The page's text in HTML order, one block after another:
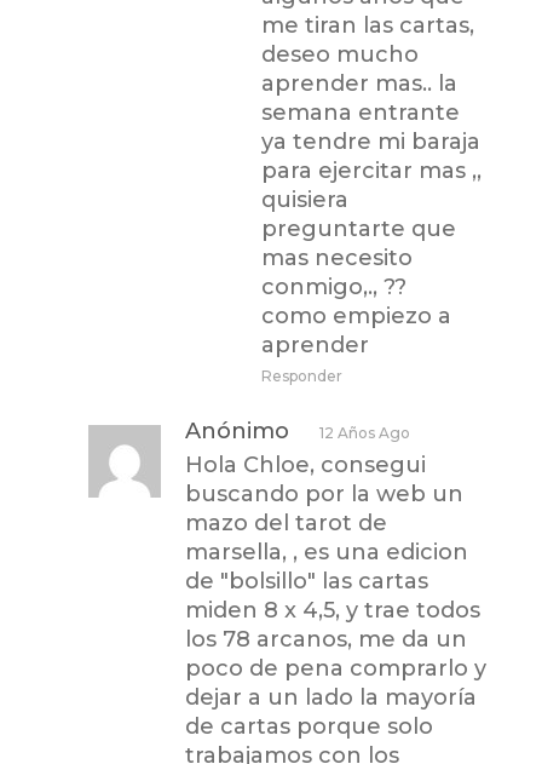
me tiran las cartas,
deseo mucho
aprender mas.. la
semana entrante
ya tendre mi baraja
para ejercitar mas ,,
quisiera
preguntarte que
mas necesito
conmigo,., ??
como empiezo a
aprender
Responder
Anónimo 12 Años Ago
Hola Chloe, consegui
buscando por la web un
mazo del tarot de
marsella, , es una edicion
de "bolsillo" las cartas
miden 8 x 4,5, y trae todos
los 78 arcanos, me da un
poco de pena comprarlo y
dejar a un lado la mayoría
de cartas porque solo
trabajamos con los